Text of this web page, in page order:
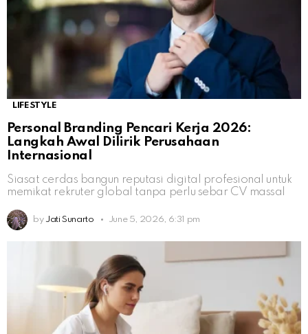
LIFESTYLE
Personal Branding Pencari Kerja 2026:
Langkah Awal Dilirik Perusahaan
Internasional
Siasat cerdas bangun reputasi digital profesional untuk
memikat rekruter global tanpa perlu sebar CV massal
by Jati Sunarto June 5, 2026, 6:31 pm